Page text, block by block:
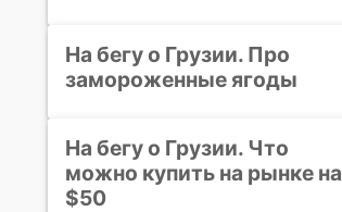
На бегу о Грузии. Про
замороженные ягоды
На бегу о Грузии. Что
можно купить на рынке на
$50